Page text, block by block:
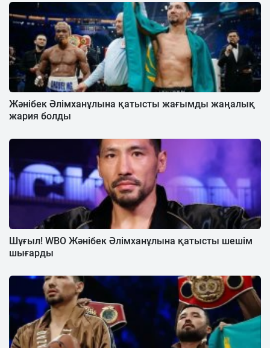
Жәнібек Әлімханұлына қатысты жағымды жаңалық
жария болды
Шұғыл! WBO Жәнібек Әлімханұлына қатысты шешім
шығарды